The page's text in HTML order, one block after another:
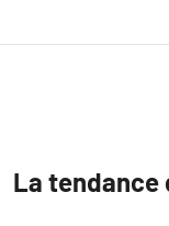
La tendance